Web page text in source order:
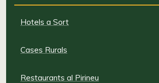
Hotels a Sort
Cases Rurals
Restaurants al Pirineu